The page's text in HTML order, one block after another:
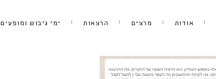
אודות מרצים הרצאות ימי גיבוש ומופעים